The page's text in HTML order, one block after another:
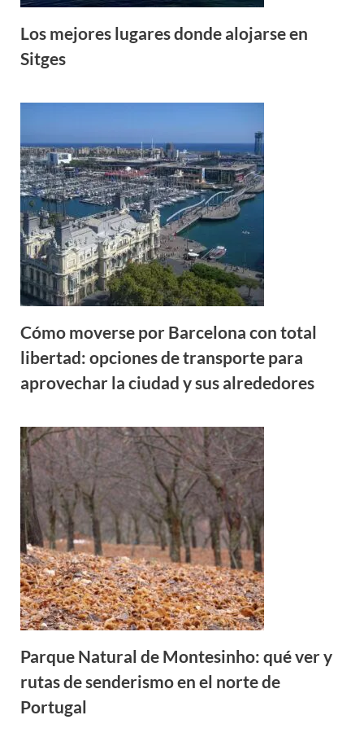
Los mejores lugares donde alojarse en
Sitges
Cómo moverse por Barcelona con total
libertad: opciones de transporte para
aprovechar la ciudad y sus alrededores
Parque Natural de Montesinho: qué ver y
rutas de senderismo en el norte de
Portugal